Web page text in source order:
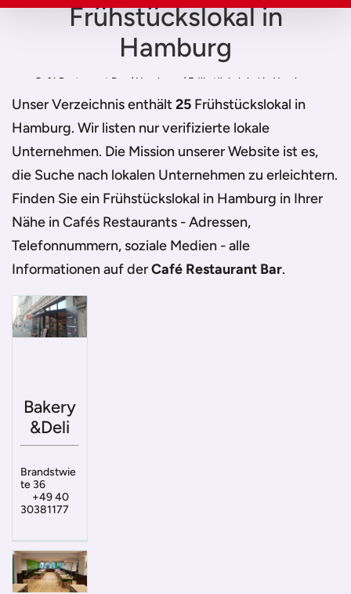
Frühstückslokal in
Hamburg
Café Restaurant Bar / Hamburg / Frühstückslokal in Hamburg
Unser Verzeichnis enthält25 Frühstückslokal in
Hamburg. Wir listen nur verifizierte lokale
Unternehmen. Die Mission unserer Website ist es,
die Suche nach lokalen Unternehmen zu erleichtern.
Finden Sie ein Frühstückslokal in Hamburg in Ihrer
Nähe in Cafés Restaurants - Adressen,
Telefonnummern, soziale Medien - alle
Informationen auf derCafé Restaurant Bar.
Bakery
&Deli
Brandstwie
te 36
+49 40
30381177